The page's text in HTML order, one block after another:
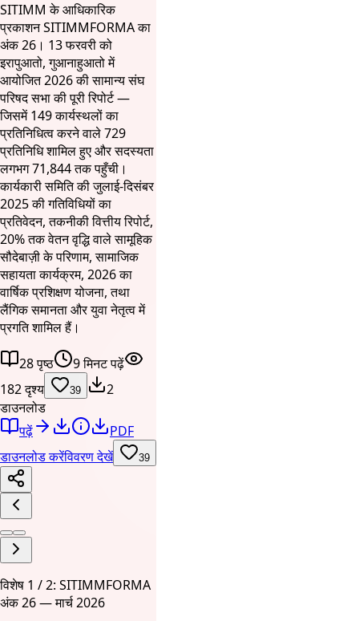
SITIMM के आधिकारिक
प्रकाशन SITIMMFORMA का
अंक 26। 13 फरवरी को
इरापुआतो, गुआनाहुआतो में
आयोजित 2026 की सामान्य संघ
परिषद सभा की पूरी रिपोर्ट —
जिसमें 149 कार्यस्थलों का
प्रतिनिधित्व करने वाले 729
प्रतिनिधि शामिल हुए और सदस्यता
लगभग 71,844 तक पहुँची।
कार्यकारी समिति की जुलाई-दिसंबर
2025 की गतिविधियों का
प्रतिवेदन, तकनीकी वित्तीय रिपोर्ट,
20% तक वेतन वृद्धि वाले सामूहिक
सौदेबाज़ी के परिणाम, सामाजिक
सहायता कार्यक्रम, 2026 का
वार्षिक प्रशिक्षण योजना, तथा
लैंगिक समानता और युवा नेतृत्व में
प्रगति शामिल हैं।
28 पृष्ठ
9 मिनट पढ़ें
182 दृश्य
39
2
डाउनलोड
पढ़ें
PDF
डाउनलोड करेंविवरण देखें 39
विशेष 1 / 2: SITIMMFORMA
अंक 26 — मार्च 2026